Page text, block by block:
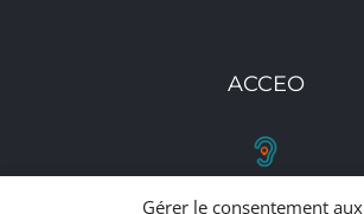
Gérer le consentement aux
ACCEO